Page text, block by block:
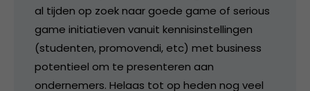
al tijden op zoek naar goede game of serious
game initiatieven vanuit kennisinstellingen
(studenten, promovendi, etc) met business
potentieel om te presenteren aan
ondernemers. Helaas tot op heden nog veel